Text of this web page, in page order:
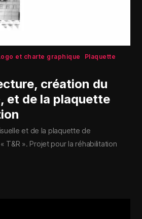
et charte graphique
Plaquette
création du
et de la plaquette
et de la plaquette de
T&R ». Projet pour la réhabilitation